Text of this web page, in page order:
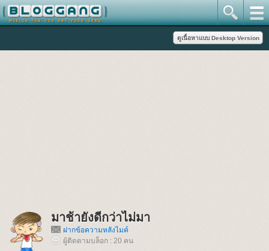
มาช้ายังดีกว่าไม่มา
ฝากข้อความหลังไมค์
ผู้ติดตามบล็อก : 20 คน